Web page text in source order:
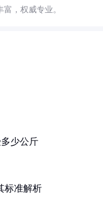
，权威专业。
少公斤
标准解析